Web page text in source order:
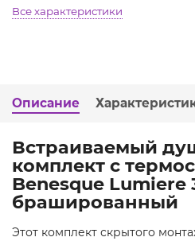
Все характеристики
Описание
Встраиваемый
комплект с
Benesque Lumiere
брашированный
Этот комплект скрытого